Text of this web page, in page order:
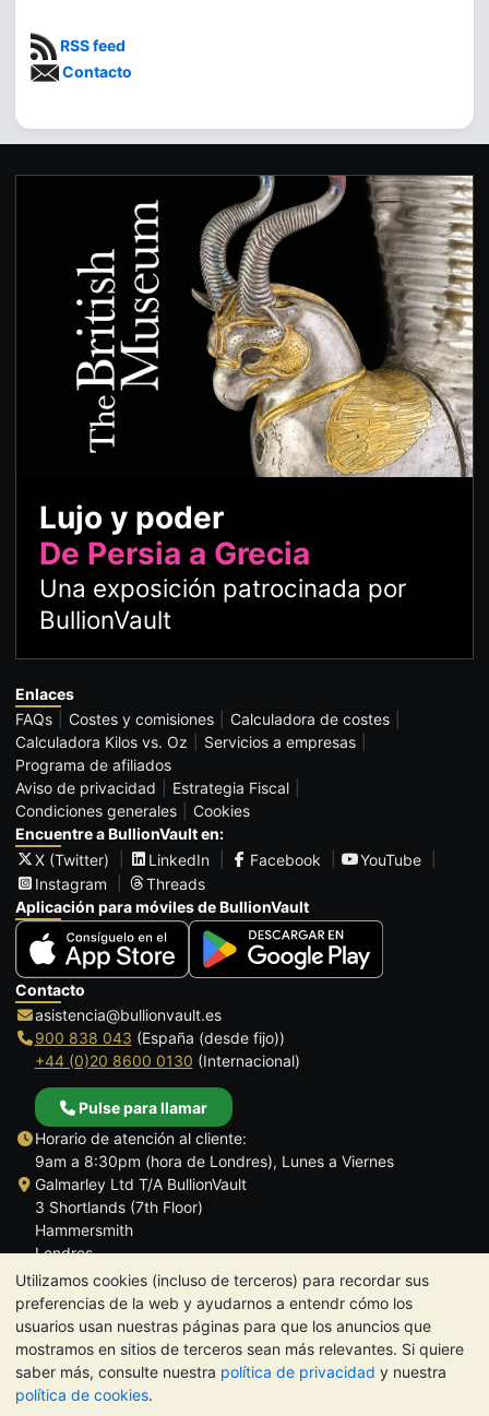
Utilizamos cookies (incluso de terceros) para recordar sus
preferencias de la web y ayudarnos a entendr cómo los
usuarios usan nuestras páginas para que los anuncios que
mostramos en sitios de terceros sean más relevantes. Si quiere
saber más, consulte nuestra política de privacidad y nuestra
política de cookies.
RSS feed
Contacto
Lujo y poder
De Persia a Grecia
Una exposición patrocinada por
BullionVault
Enlaces
FAQs
Costes y comisiones
Calculadora de costes
Calculadora Kilos vs. Oz
Servicios a empresas
Programa de afiliados
Aviso de privacidad
Estrategia Fiscal
Condiciones generales
Cookies
Encuentre a BullionVault en:
X (Twitter)
LinkedIn Facebook
YouTube
Instagram
Threads
Aplicación para móviles de BullionVault
Contacto
asistencia@bullionvault.es
900 838 043 (España (desde fijo))
+44 (0)20 8600 0130 (Internacional)
Pulse para llamar
Horario de atención al cliente:
9am a 8:30pm (hora de Londres), Lunes a Viernes
Galmarley Ltd T/A BullionVault
3 Shortlands (7th Floor)
Hammersmith
Londres
W6 8DA
Reino Unido